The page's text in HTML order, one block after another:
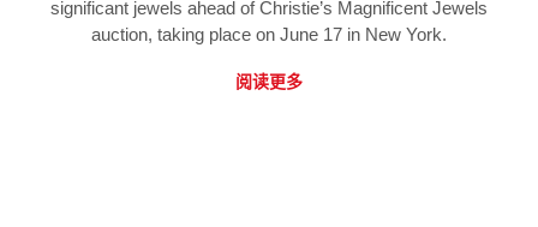
significant jewels ahead of Christie’s Magnificent Jewels
auction, taking place on June 17 in New York.
阅读更多